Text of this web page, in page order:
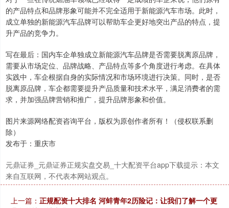
的产品特点和品牌形象可能并不完全适用于新能源汽车市场。此时，
成立单独的新能源汽车品牌可以帮助车企更好地突出产品的特点，提
升产品的竞争力。
写在最后：国内车企单独成立新能源汽车品牌是否需要脱离原品牌，
需要从市场定位、品牌战略、产品特点等多个角度进行考虑。在具体
实践中，车企根据自身的实际情况和市场环境进行决策。同时，是否
脱离原品牌，车企都需要提升产品质量和技术水平，满足消费者的需
求，并加强品牌营销和推广，提升品牌形象和价值。
图片来源网络配资咨询平台，版权为原创作者所有！（侵权联系删
除）
发布于：重庆市
元鼎证券_元鼎证券正规实盘交易_十大配资平台app下载提示：本文
来自互联网，不代表本网站观点。
上一篇： 正规配资十大排名 河蚌青年2历险记：让我们了解一个更